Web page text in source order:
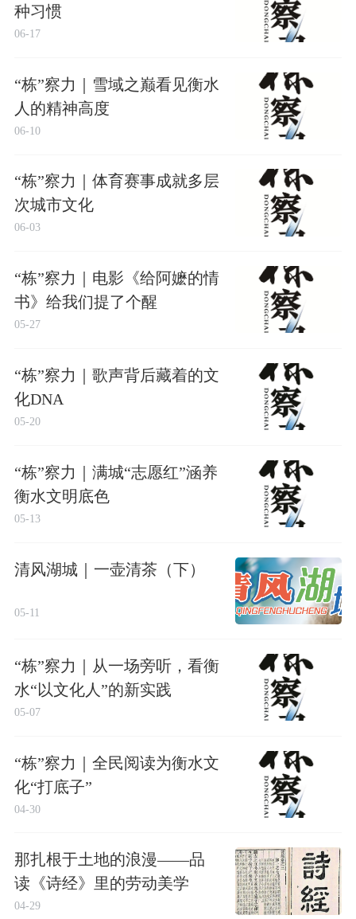
种习惯
06-17
“栋”察力｜雪域之巅看见衡水
人的精神高度
06-10
“栋”察力｜体育赛事成就多层
次城市文化
06-03
“栋”察力｜电影《给阿嬷的情
书》给我们提了个醒
05-27
“栋”察力｜歌声背后藏着的文
化DNA
05-20
“栋”察力｜满城“志愿红”涵养
衡水文明底色
05-13
清风湖城｜一壶清茶（下）
05-11
“栋”察力｜从一场旁听，看衡
水“以文化人”的新实践
05-07
“栋”察力｜全民阅读为衡水文
化“打底子”
04-30
那扎根于土地的浪漫——品
读《诗经》里的劳动美学
04-29